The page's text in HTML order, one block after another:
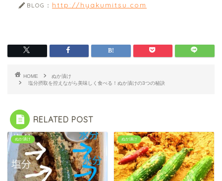
BLOG： http://hyakumitsu.com
HOME
ぬか漬け
塩分摂取を控えながら美味しく食べる！ぬか漬けの3つの秘訣
RELATED POST
ぬか漬け ぬか漬け